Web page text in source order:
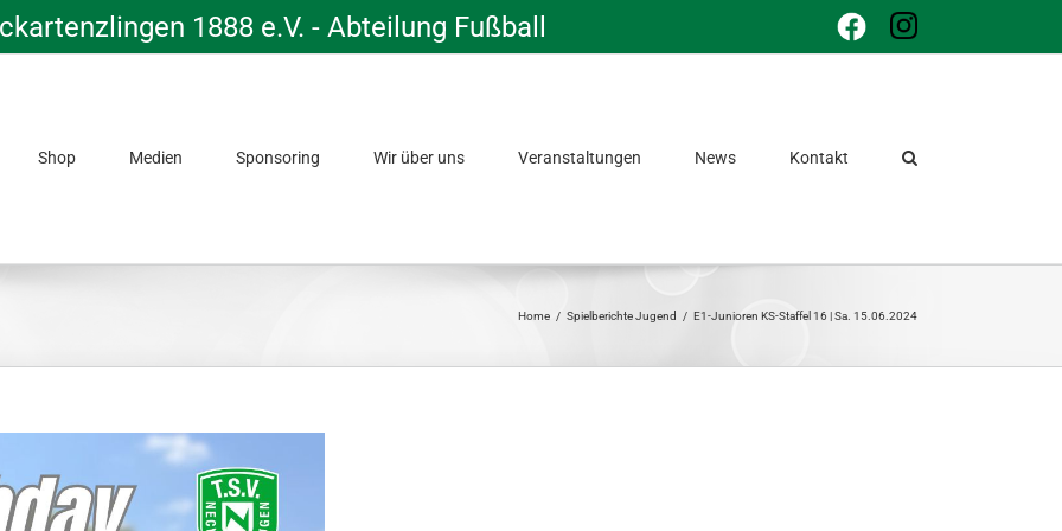
1888 e.V. - Abteilung Fußball FacebookInstagram
Shop Medien Sponsoring Wir über uns Veranstaltungen News Kontakt
Home / Spielberichte Jugend / E1-Junioren KS-Staffel 16 | Sa. 15.06.2024